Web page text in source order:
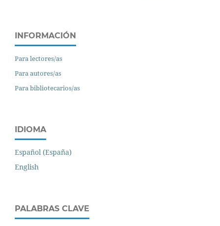
INFORMACIÓN
Para lectores/as
Para autores/as
Para bibliotecarios/as
IDIOMA
Español (España)
English
PALABRAS CLAVE